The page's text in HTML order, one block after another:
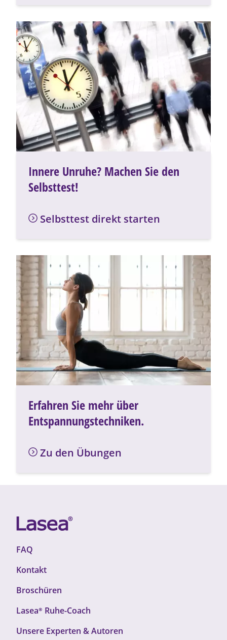
Innere Unruhe? Machen Sie den
Selbsttest!
Selbsttest direkt starten
Erfahren Sie mehr über
Entspannungstechniken.
Zu den Übungen
F
o
t
r
o
FAQ
Kontakt
Broschüren
Lasea® Ruhe-Coach
F
Unsere Experten & Autoren